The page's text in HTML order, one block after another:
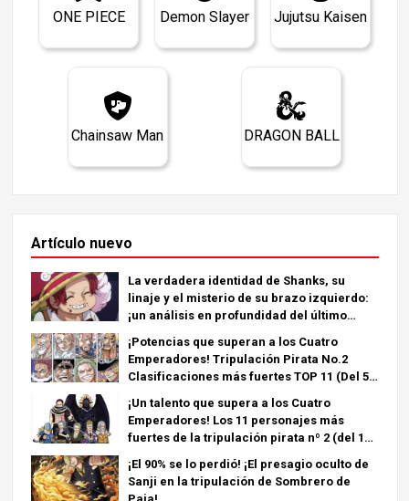
ONE PIECE Demon Slayer Jujutsu Kaisen
Chainsaw Man DRAGON BALL
Artículo nuevo
La verdadera identidad de Shanks, su
linaje y el misterio de su brazo izquierdo:
¡un análisis en profundidad del último
¡Potencias que superan a los Cuatro
Emperadores! Tripulación Pirata No.2
Clasificaciones más fuertes TOP 11 (Del 5º
¡Un talento que supera a los Cuatro
Emperadores! Los 11 personajes más
fuertes de la tripulación pirata nº 2 (del 11º
¡El 90% se lo perdió! ¡El presagio oculto de
Sanji en la tripulación de Sombrero de
Paja!